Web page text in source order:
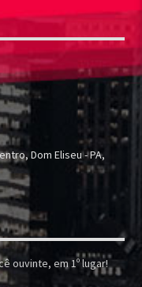
Dom Eliseu - PA,
ouvinte, em 1º lugar!